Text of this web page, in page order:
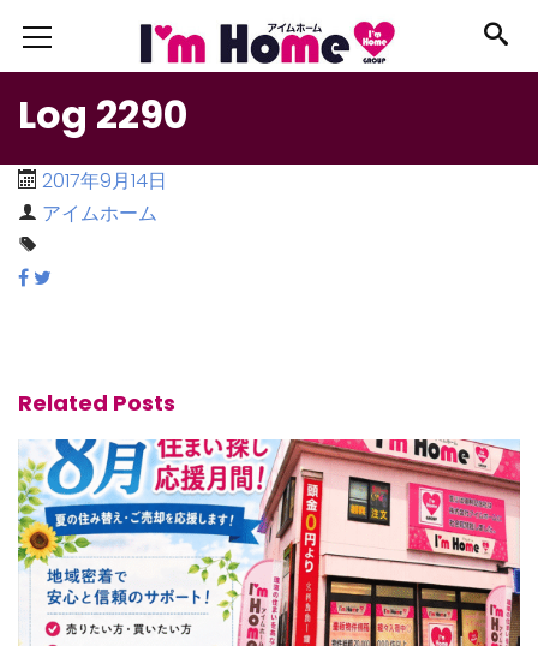
Log 2290
2017年9月14日
アイムホーム
Related Posts